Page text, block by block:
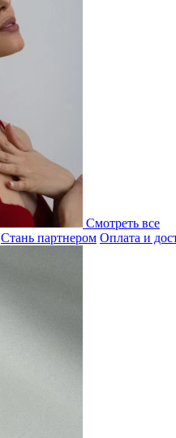
Смотреть все
Стань партнером Оплата и